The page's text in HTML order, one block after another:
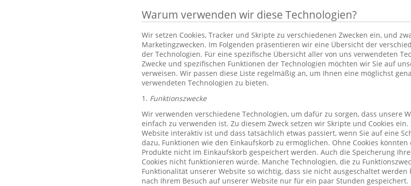
Warum verwenden wir diese Technologien?
Wir setzen Cookies, Tracker und Skripte zu verschiedenen Zwecken ein, und
Marketingzwecken. Im Folgenden präsentieren wir eine Übersicht der
der Technologien. Für eine spezifische Übersicht aller von uns verwendeten
Zwecke und spezifischen Funktionen der Technologien möchten wir Sie auf
verweisen. Wir passen diese Liste regelmäßig an, um Ihnen eine möglichst
verwendeten Technologien zu bieten.
1. Funktionszwecke
Wir verwenden verschiedene Technologien, um dafür zu sorgen, dass unsere
einfach zu verwenden ist. Zu diesem Zweck setzen wir Skripte und Cookies
Website interaktiv ist und dass tatsächlich etwas passiert, wenn Sie auf eine
dazu, Funktionen wie den Einkaufskorb zu ermöglichen. Ohne Cookies
Produkte nicht im Einkaufskorb gespeichert werden. Auch die Speicherung
Cookies nicht funktionieren würde. Manche Technologien, die zu
Funktionalität unserer Website so wichtig, dass sie nicht ausgeschaltet werden
nach Ihrem Besuch auf unserer Website nur für ein paar Stunden gespeichert.